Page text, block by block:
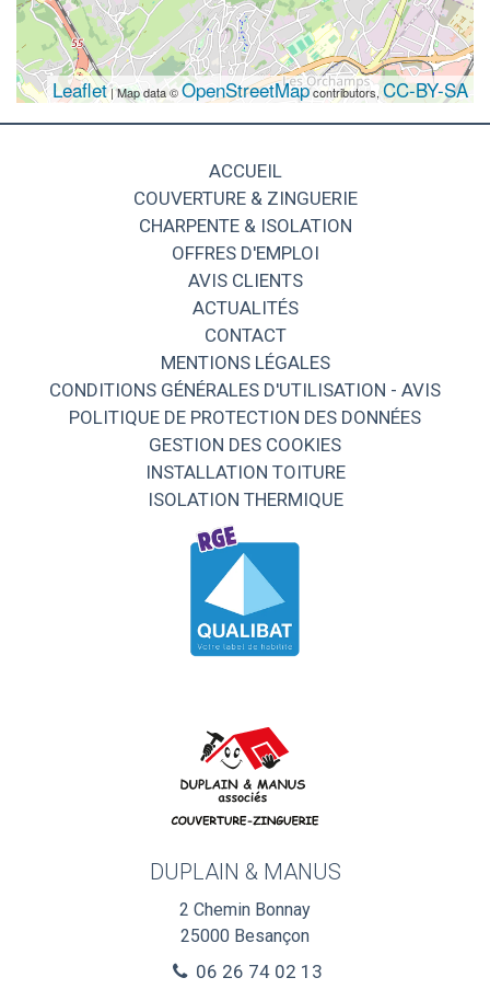
Leaflet| Map data ©OpenStreetMapcontributors,CC-BY-SA
ACCUEIL
COUVERTURE & ZINGUERIE
CHARPENTE & ISOLATION
OFFRES D'EMPLOI
AVIS CLIENTS
ACTUALITÉS
CONTACT
MENTIONS LÉGALES
CONDITIONS GÉNÉRALES D'UTILISATION - AVIS
POLITIQUE DE PROTECTION DES DONNÉES
GESTION DES COOKIES
INSTALLATION TOITURE
ISOLATION THERMIQUE
DUPLAIN & MANUS
2 Chemin Bonnay
25000 Besançon
06 26 74 02 13